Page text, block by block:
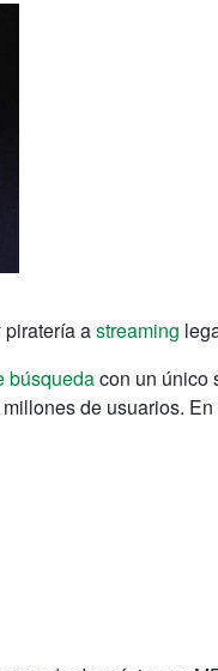
astreaming
búsquedacon un único
de usuarios.